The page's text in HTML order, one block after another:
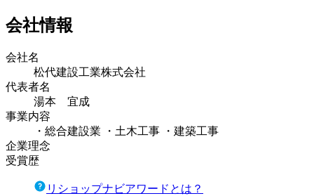
会社情報
会社名
松代建設工業株式会社
代表者名
湯本 宜成
事業内容
・総合建設業 ・土木工事 ・建築工事
企業理念
受賞歴
リショップナビアワードとは？